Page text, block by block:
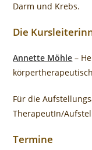
Darm und Krebs.
Die
Annette Möhle –
Für die
TherapeutIn/
Termine